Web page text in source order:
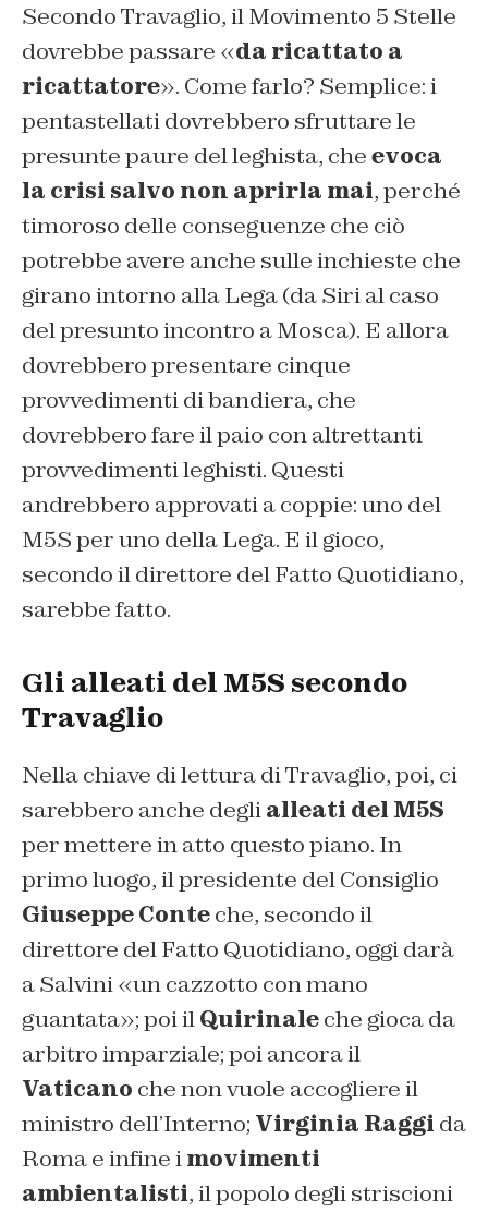
Secondo Travaglio, il Movimento 5 Stelle
dovrebbe passare «da ricattato a
ricattatore». Come farlo? Semplice: i
pentastellati dovrebbero sfruttare le
presunte paure del leghista, cheevoca
la crisi salvo non aprirla mai, perché
timoroso delle conseguenze che ciò
potrebbe avere anche sulle inchieste che
girano intorno alla Lega (da Siri al caso
del presunto incontro a Mosca). E allora
dovrebbero presentare cinque
provvedimenti di bandiera, che
dovrebbero fare il paio con altrettanti
provvedimenti leghisti. Questi
andrebbero approvati a coppie: uno del
M5S per uno della Lega. E il gioco,
secondo il direttore delFatto Quotidiano,
sarebbe fatto.
Gli alleati del M5S secondo
Travaglio
Nella chiave di lettura di Travaglio, poi, ci
sarebbero anche deglialleati del M5S
per mettere in atto questo piano. In
primo luogo, il presidente del Consiglio
Giuseppe Conteche, secondo il
direttore delFatto Quotidiano, oggi darà
a Salvini «un cazzotto con mano
guantata»; poi ilQuirinaleche gioca da
arbitro imparziale; poi ancora il
Vaticano che non vuole accogliere il
ministro dell’Interno; Virginia Raggi da
Roma e infine imovimenti
ambientalisti, il popolo degli striscioni